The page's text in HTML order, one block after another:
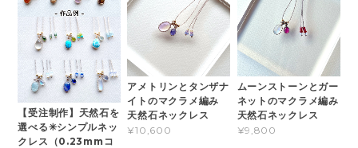
【受注制作】天然石を
選べる✳︎シンプルネッ
クレス（0.23mmコ
アメトリンとタンザナ
イトのマクラメ編み
天然石ネックレス
¥10,600
ムーンストーンとガー
ネットのマクラメ編み
天然石ネックレス
¥9,800